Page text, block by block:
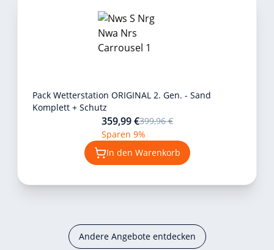
Pack Wetterstation ORIGINAL 2. Gen. - Sand
Komplett + Schutz
359,99 €399,96 €
Sparen 9%
In den Warenkorb
Andere Angebote entdecken